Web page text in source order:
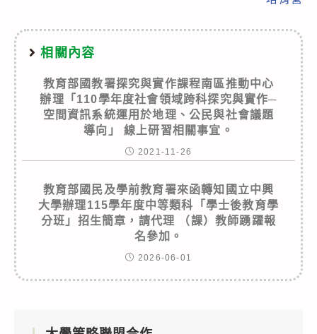
相關內容
教育部國教署探究與實作課程南區推動中心
辦理「110學年度社會領域跨科探究與實作─
空間資訊系統運用於地理、公民與社會議題
導向」 線上研習相關事宜。
2021-11-26
教育部國民及學前教育署來函轉知國立中興
大學辦理115學年度中等類科「學士後教育學
分班」招生簡章，請代理 （課）教師踴躍報
名參加。
2026-06-01